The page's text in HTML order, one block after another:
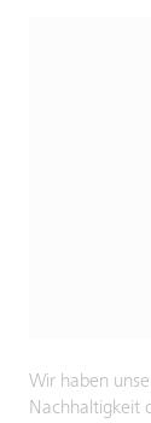
Wir haben
Nachhaltigkeit